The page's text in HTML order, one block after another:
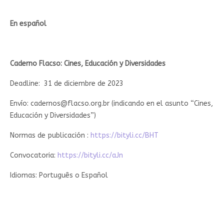
En español
Caderno Flacso: Cines, Educación y Diversidades
Deadline: 31 de diciembre de 2023
Envío: cadernos@flacso.org.br(indicando en el asunto “Cines,
Educación y Diversidades”)
Normas de publicación : https://bityli.cc/BHT
Convocatoria: https://bityli.cc/aJn
Idiomas: Português o Español